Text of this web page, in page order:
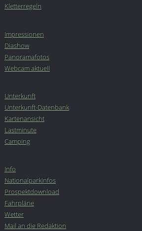
Kletterregeln
Impressionen
Diashow
Panoramafotos
Webcam aktuell
Unterkunft
Unterkunft-Datenbank
Kartenansicht
Lastminute
Camping
Info
Nationalparkinfos
Prospektdownload
Fahrpläne
Wetter
Mail an die Redaktion